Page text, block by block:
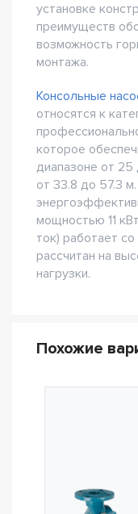
установке
преимуществ
возможность
монтажа.
Консольные
относятся к
которое
диапазоне от
от 33.8 до 57.3
мощностью 11
ток) работает
рассчитан на
нагрузки.
Похожие